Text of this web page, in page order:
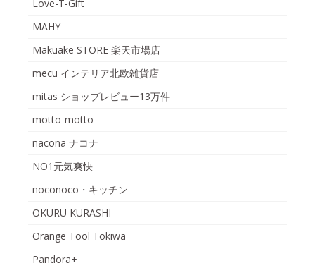
Love-T-Gift
MAHY
Makuake STORE 楽天市場店
mecu インテリア北欧雑貨店
mitas ショップレビュー13万件
motto-motto
nacona ナコナ
NO1元気爽快
noconoco・キッチン
OKURU KURASHI
Orange Tool Tokiwa
Pandora+